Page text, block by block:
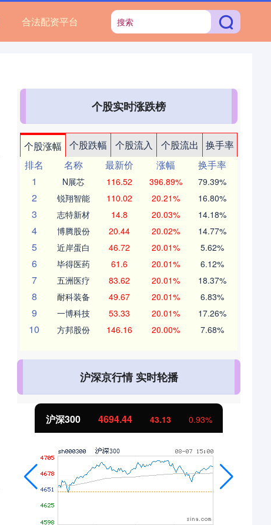
合法配资平台
个股实时涨跌榜
个股涨幅 个股跌幅 个股流入 个股流出
换手率
排名
名称 最新价 涨幅
换手率
1
N展芯 116.52 396.89% 79.39%
2 锐翔智能 110.02 20.21% 16.80%
3 志特新材 14.8 20.03% 14.18%
4 博腾股份 20.44 20.02% 14.77%
5 近岸蛋白 46.72 20.01% 5.62%
6 毕得医药 61.6 20.01% 6.12%
7 五洲医疗 83.62 20.01% 18.37%
8 耐科装备 49.67 20.01% 6.83%
9 一博科技 53.33 20.01% 17.26%
10 方邦股份 146.16 20.00% 7.68%
沪深京行情 实时轮播
沪深300 4694.44 43.13 0.93%